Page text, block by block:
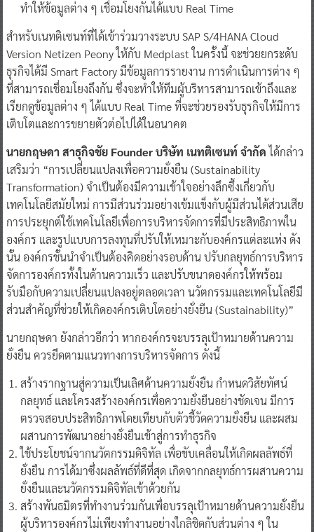
ทำให้ข้อมูลต่าง ๆ เชื่อมโยงกันได้แบบ Real Time
สำหรับเนทติเซนท์ที่ได้เข้าร่วมวางระบบ SAP S/4HANA Cloud
Version Netizen Peony ให้กับ Medplast ในครั้งนี้ จะช่วยยกระดับ
ธุรกิจได้มี Smart Factory มีข้อมูลการรายงาน การดำเนินการต่าง ๆ
ที่สามารถเชื่อมโยงถึงกัน ซึ่งจะทำให้ทีมผู้บริหารสามารถเข้าถึงและ
เรียกดูข้อมูลต่าง ๆ ได้แบบ Real Time ที่จะช่วยรองรับธุรกิจให้มีการ
เติบโตและการขยายตัวต่อไปได้ในอนาคต
นายกฤษดา สาธุกิจชัย Founder บริษัท เนทติเซนท์ จำกัดได้กล่าว
เสริมว่า “การเปลี่ยนแปลงเพื่อความยั่งยืน (Sustainability
Transformation) จำเป็นต้องมีความเข้าใจอย่างลึกซึ้งเกี่ยวกับ
เทคโนโลยีสมัยใหม่ การมีส่วนร่วมอย่างเข้มแข็งกับผู้มีส่วนได้ส่วนเสีย
การประยุกต์ใช้เทคโนโลยีเพื่อการบริหารจัดการที่มีประสิทธิภาพใน
องค์กร และรูปแบบการลงทุนที่ปรับให้เหมาะกับองค์กรแต่ละแห่ง ดัง
นั้น องค์กรชั้นนำจำเป็นต้องคิดอย่างรอบด้าน ปรับกลยุทธ์การบริหาร
จัดการองค์กรทั้งในด้านความเร็ว และปรับขนาดองค์กรให้พร้อม
รับมือกับความเปลี่ยนแปลงอยู่ตลอดเวลา นวัตกรรมและเทคโนโลยีมี
ส่วนสำคัญที่ช่วยให้เกิดองค์กรเติบโตอย่างยั่งยืน (Sustainability)”
นายกฤษดา ยังกล่าวอีกว่า หากองค์กรจะบรรลุเป้าหมายด้านความ
ยั่งยืน ควรยึดตามแนวทางการบริหารจัดการ ดังนี้
สร้างรากฐานสู่ความเป็นเลิศด้านความยั่งยืน กำหนดวิสัยทัศน์
กลยุทธ์ และโครงสร้างองค์กรเพื่อความยั่งยืนอย่างชัดเจน มีการ
ตรวจสอบประสิทธิภาพโดยเทียบกับตัวชี้วัดความยั่งยืน และผสม
ผสานการพัฒนาอย่างยั่งยืนเข้าสู่การทำธุรกิจ
ใช้ประโยชน์จากนวัตกรรมดิจิทัล เพื่อขับเคลื่อนให้เกิดผลลัพธ์ที่
ยั่งยืน การได้มาซึ่งผลลัพธ์ที่ดีที่สุด เกิดจากกลยุทธ์การผสานความ
ยั่งยืนและนวัตกรรมดิจิทัลเข้าด้วยกัน
สร้างพันธมิตรที่ทำงานร่วมกันเพื่อบรรลุเป้าหมายด้านความยั่งยืน
ผู้บริหารองค์กรไม่เพียงทำงานอย่างใกลิชิดกับส่วนต่าง ๆ ใน